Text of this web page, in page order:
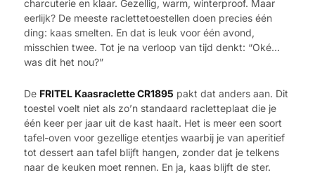
charcuterie en klaar. Gezellig, warm, winterproof. Maar
eerlijk? De meeste raclettetoestellen doen precies één
ding: kaas smelten. En dat is leuk voor één avond,
misschien twee. Tot je na verloop van tijd denkt: “Oké…
was dit het nou?”
De FRITEL Kaasraclette CR1895 pakt dat anders aan. Dit
toestel voelt niet als zo’n standaard racletteplaat die je
één keer per jaar uit de kast haalt. Het is meer een soort
tafel-oven voor gezellige etentjes waarbij je van aperitief
tot dessert aan tafel blijft hangen, zonder dat je telkens
naar de keuken moet rennen. En ja, kaas blijft de ster.